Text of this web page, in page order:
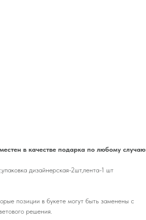
в качестве подарка по любому случаю
дизайнерская-2шт,лента-1 шт
позиции в букете могут быть заменены с
решения.